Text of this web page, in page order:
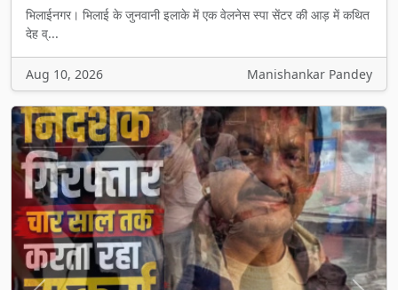
भिलाईनगर। भिलाई के जुनवानी इलाके में एक वेलनेस स्पा सेंटर की आड़ में कथित
देह व्...
Aug 10, 2026 Manishankar Pandey